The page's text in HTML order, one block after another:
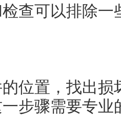
和检查可以排除
置，找出
一步骤需要专业